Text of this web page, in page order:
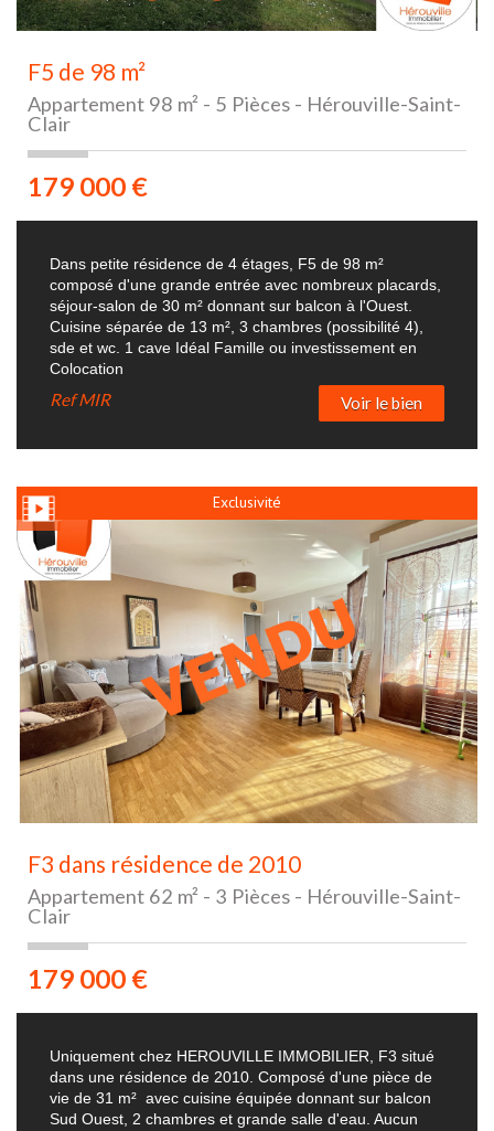
F5 de 98 m²
Appartement 98 m² - 5 Pièces - Hérouville-Saint-
Clair
179 000 €
Dans petite résidence de 4 étages, F5 de 98 m²
composé d'une grande entrée avec nombreux placards,
séjour-salon de 30 m² donnant sur balcon à l'Ouest.
Cuisine séparée de 13 m², 3 chambres (possibilité 4),
sde et wc. 1 cave Idéal Famille ou investissement en
Colocation
RefMIR Voir le bien
Exclusivité
F3 dans résidence de 2010
Appartement 62 m² - 3 Pièces - Hérouville-Saint-
Clair
179 000 €
Uniquement chez HEROUVILLE IMMOBILIER, F3 situé
dans une résidence de 2010. Composé d'une pièce de
vie de 31 m² avec cuisine équipée donnant sur balcon
Sud Ouest, 2 chambres et grande salle d'eau. Aucun